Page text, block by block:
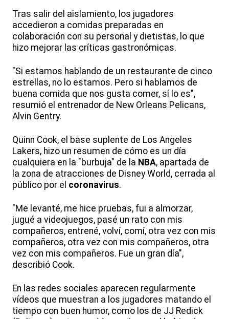
Tras salir del aislamiento, los jugadores
accedieron a comidas preparadas en
colaboración con su personal y dietistas, lo que
hizo mejorar las críticas gastronómicas.
"Si estamos hablando de un restaurante de cinco
estrellas, no lo estamos. Pero si hablamos de
buena comida que nos gusta comer, sí lo es",
resumió el entrenador de New Orleans Pelicans,
Alvin Gentry.
Quinn Cook, el base suplente de Los Angeles
Lakers, hizo un resumen de cómo es un día
cualquiera en la "burbuja" de la NBA, apartada de
la zona de atracciones de Disney World, cerrada al
público por el coronavirus.
"Me levanté, me hice pruebas, fui a almorzar,
jugué a videojuegos, pasé un rato con mis
compañeros, entrené, volví, comí, otra vez con mis
compañeros, otra vez con mis compañeros, otra
vez con mis compañeros. Fue un gran día",
describió Cook.
En las redes sociales aparecen regularmente
vídeos que muestran a los jugadores matando el
tiempo con buen humor, como los de JJ Redick